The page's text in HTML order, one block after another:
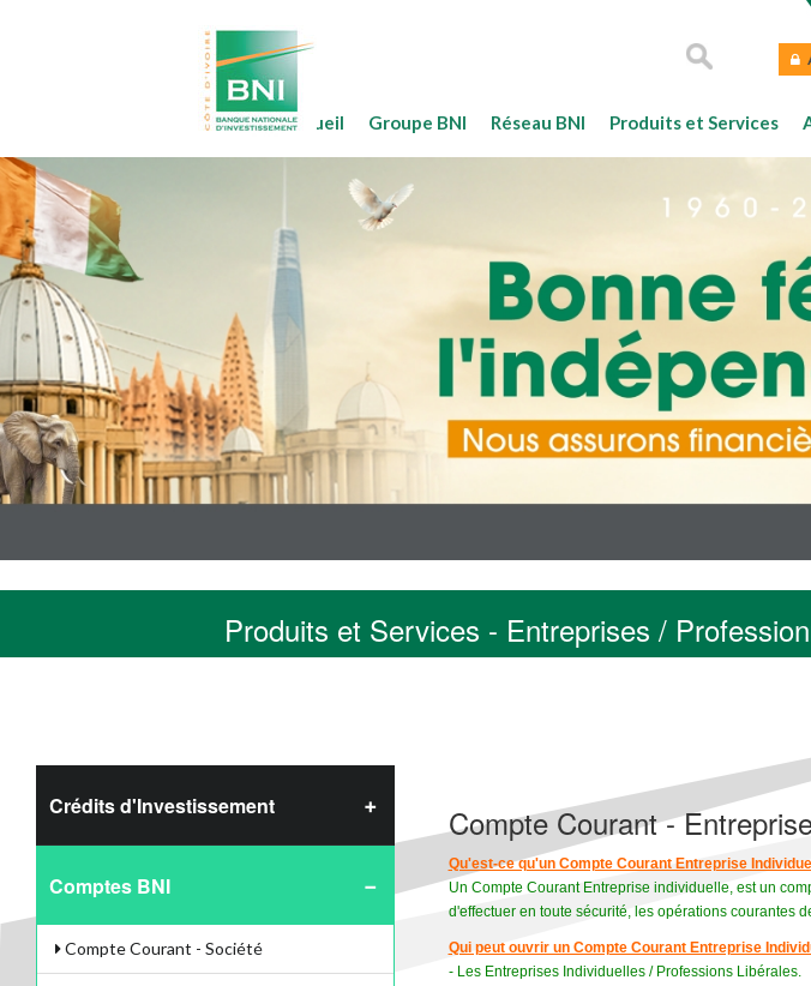
Accueil Groupe BNI Réseau BNI Produits et Services
Produits et Services - Entreprises /
Crédits d'Investissement
Comptes BNI
Compte Courant - Société
Compte Courant -
Qu'est-ce qu'un Compte Courant Entreprise
Un Compte Courant Entreprise individuelle, est un
d'effectuer en toute sécurité, les opérations courantes
Qui peut ouvrir un Compte Courant Entreprise
- Les Entreprises Individuelles / Professions Libérales.